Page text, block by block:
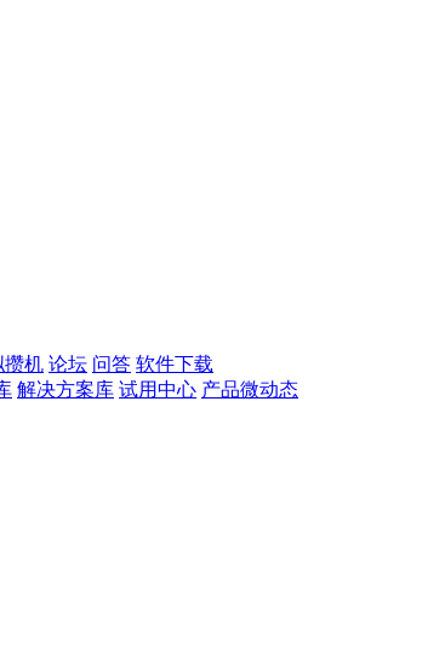
攒机 论坛 问答 软件下载
解决方案库 试用中心 产品微动态